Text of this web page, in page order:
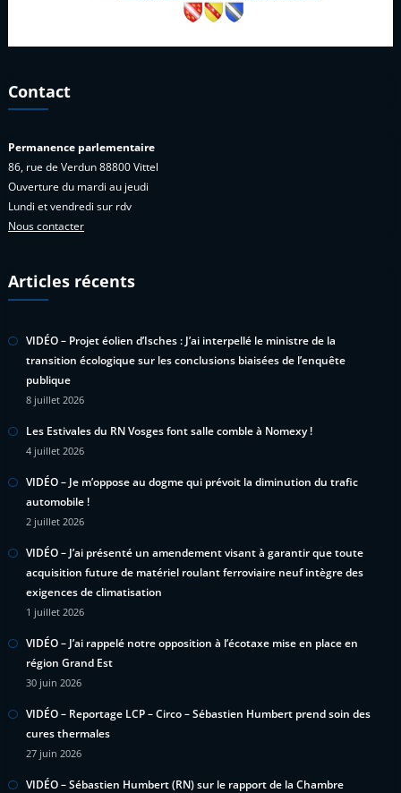
Contact
Permanence parlementaire
86, rue de Verdun 88800 Vittel
Ouverture du mardi au jeudi
Lundi et vendredi sur rdv
Nous contacter
Articles récents
VIDÉO – Projet éolien d’Isches : J’ai interpellé le ministre de la
transition écologique sur les conclusions biaisées de l’enquête
publique
8 juillet 2026
Les Estivales du RN Vosges font salle comble à Nomexy !
4 juillet 2026
VIDÉO – Je m’oppose au dogme qui prévoit la diminution du trafic
automobile !
2 juillet 2026
VIDÉO – J’ai présenté un amendement visant à garantir que toute
acquisition future de matériel roulant ferroviaire neuf intègre des
exigences de climatisation
1 juillet 2026
VIDÉO – J’ai rappelé notre opposition à l’écotaxe mise en place en
région Grand Est
30 juin 2026
VIDÉO – Reportage LCP – Circo – Sébastien Humbert prend soin des
cures thermales
27 juin 2026
VIDÉO – Sébastien Humbert (RN) sur le rapport de la Chambre